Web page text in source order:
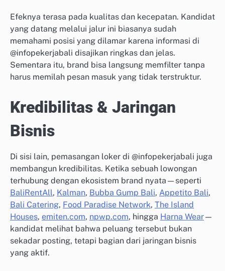
Efeknya terasa pada kualitas dan kecepatan. Kandidat
yang datang melalui jalur ini biasanya sudah
memahami posisi yang dilamar karena informasi di
@infopekerjabali disajikan ringkas dan jelas.
Sementara itu, brand bisa langsung memfilter tanpa
harus memilah pesan masuk yang tidak terstruktur.
Kredibilitas & Jaringan
Bisnis
Di sisi lain, pemasangan loker di @infopekerjabali juga
membangun kredibilitas. Ketika sebuah lowongan
terhubung dengan ekosistem brand nyata—seperti
BaliRentAll, Kalman, Bubba Gump Bali, Appetito Bali,
Bali Catering, Food Paradise Network, The Island
Houses, emiten.com, npwp.com, hingga Harna Wear—
kandidat melihat bahwa peluang tersebut bukan
sekadar posting, tetapi bagian dari jaringan bisnis
yang aktif.